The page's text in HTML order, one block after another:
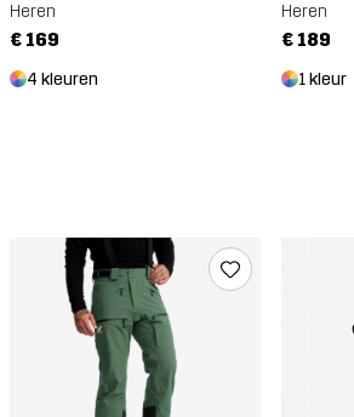
Heren
€ 169
4 kleuren
Heren
€ 189
1 kleur